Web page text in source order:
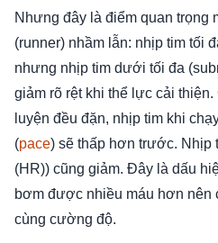
Nhưng đây là điểm quan trọng
(runner) nhầm lẫn: nhịp tim tối
nhưng nhịp tim dưới tối đa
giảm rõ rệt khi thể lực cải
luyện đều đặn, nhịp tim khi
(pace) sẽ thấp hơn trước. Nhịp
(HR)) cũng giảm. Đây là dấu
bơm được nhiều máu hơn nên
cùng cường độ.